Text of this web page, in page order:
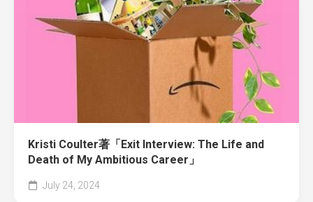
Kristi Coulter著「Exit Interview: The Life and
Death of My Ambitious Career」
July 24, 2024